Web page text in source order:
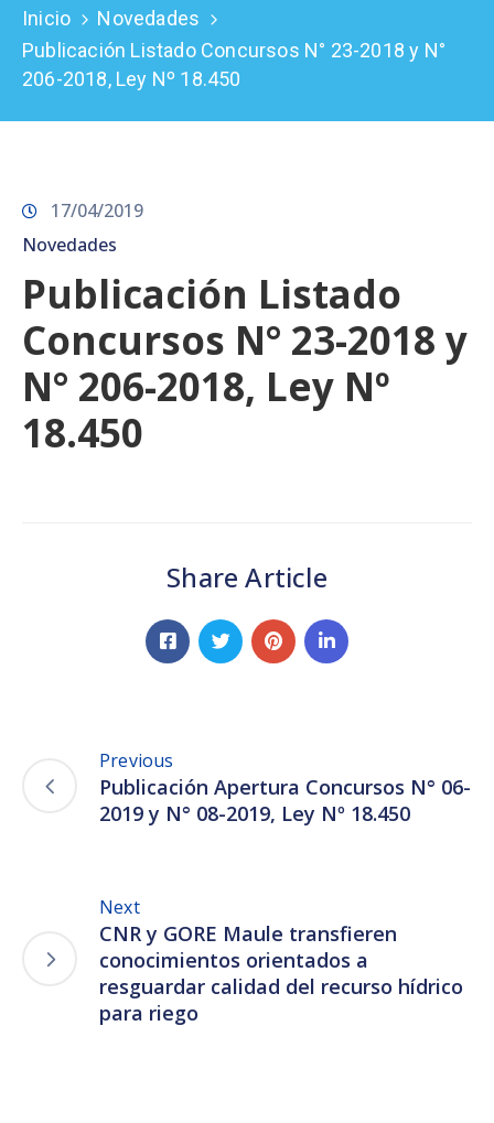
Prensa
Inicio
Novedades
Publicación Listado Concursos N° 23-2018 y N°
206-2018, Ley Nº 18.450
17/04/2019
Novedades
Publicación Listado
Concursos N° 23-2018 y
N° 206-2018, Ley Nº
18.450
Share Article
Previous
Publicación Apertura Concursos N° 06-
2019 y N° 08-2019, Ley Nº 18.450
Next
CNR y GORE Maule transfieren
conocimientos orientados a
resguardar calidad del recurso hídrico
para riego